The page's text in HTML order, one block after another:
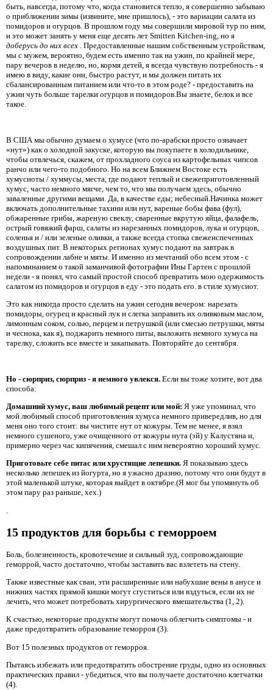
быть, навсегда, потому что, когда становится тепло, я совершенно забываю
о приближении зимы (извините, мне пришлось), - это вариации салата из
помидоров и огурцов. В прошлом году мы совершили мировой тур по ним,
и это может занять у меня еще десять лет Smitten Kitchen-ing, но я
доберусь до них всех . Предоставленные нашим собственным устройствам,
мы с мужем, вероятно, будем есть именно так на ужин, по крайней мере,
пару вечеров в неделю, но, кормя детей, я всегда чувствую потребность - я
имею в виду, какие они, быстро растут, и мы должен питать их
сбалансированным питанием или что-то в этом роде? - предоставить на
ужин чуть больше тарелки огурцов и помидоров.Вы знаете, белок и все
такое.
В США мы обычно думаем о хумусе (что по-арабски просто означает
«нут») как о холодной закуске, которую вы покупаете в холодильнике,
чтобы отвлечься, скажем, от прохладного соуса из картофельных чипсов
ранчо или чего-то подобного. Но на всем Ближнем Востоке есть
хумусиоты / хуммусы, места, где подают теплый и свежеприготовленный
хумус, часто немного мягче, чем то, что мы получаем здесь, обычно
заваленные другими вещами. Да, в качестве еды; небесный.Начинка может
включать дополнительные тахини или нут, вареные бобы фава (фул),
обжаренные грибы, жареную свеклу, сваренные вкрутую яйца, фалафель,
острый говяжий фарш, салаты из нарезанных помидоров, лука и огурцов,
соленья и / или зеленые оливки, а также всегда стопка свежеиспеченных
воздушных пит. В некоторых регионах хумус подают на завтрак в
сопровождении лабне и мяты. И именно из мечтаний обо всем этом - с
напоминанием о такой заманчивой фотографии Ины Гартен с прошлой
недели - я понял, что самый простой способ превратить мою одержимость
салатом из помидоров и огурцов в еду - это подать его. в стиле хумусиот.
Это как никогда просто сделать на ужин сегодня вечером: нарезать
помидоры, огурец и красный лук и слегка заправить их оливковым маслом,
лимонным соком, солью, перцем и петрушкой (или смесью петрушки, мяты
и чеснока, как я), поджарить немного питы, выложить немного хумуса на
тарелку, сложить все вместе и закапывать. Повторяйте до сентября.
Но - сюрприз, сюрприз - я немного увлекся. Если вы тоже хотите, вот два
способа:
Домашний хумус, ваш любимый рецепт или мой: Я уже упоминал, что
мой любимый способ приготовления хумуса немного привередлив, но для
меня оно того стоит: вы чистите нут от кожуры. Тем не менее, я взял
немного сушеного, уже очищенного от кожуры нута (эй) у Калустяна и,
примерно через час кипячения, смешал с ним невероятно хороший хумус.
Приготовьте себе питас или хрустящие лепешки. Я показываю здесь
несколько лепешек из йогурта, но я ужасно дразню, потому что они будут в
этой маленькой штуке, которая выйдет в октябре.(Я мог бы упомянуть об
этом пару раз раньше, хех.)
15 продуктов для борьбы с геморроем
Боль, болезненность, кровотечение и сильный зуд, сопровождающие
геморрой, часто достаточно, чтобы заставить вас взлететь на стену.
Также известные как сваи, эти расширенные или набухшие вены в анусе и
нижних частях прямой кишки могут сгуститься или вздуться, если их не
лечить, что может потребовать хирургического вмешательства (1, 2).
К счастью, некоторые продукты могут помочь облегчить симптомы - и
даже предотвратить образование геморроя (3).
Вот 15 полезных продуктов от геморроя.
Пытаясь избежать или предотвратить обострение груды, одно из основных
практических правил - убедиться, что вы получаете достаточно клетчатки
(4).